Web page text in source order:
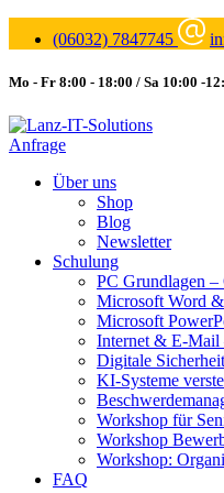
(06032) 7847745
Mo - Fr 8:00 - 18:00 / Sa 10:00 -
Anfrage
Über uns
Shop
Blog
Newsletter
Schulung
PC Grundlagen
Microsoft Word
Microsoft
Internet & E-Mail
Digitale
KI-Systeme
Workshop für
Workshop
Workshop:
FAQ